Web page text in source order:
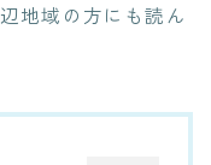
地域の方にも読ん